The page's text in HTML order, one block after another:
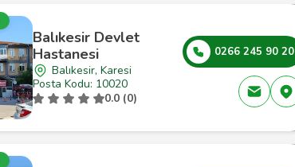
Balıkesir Devlet
Hastanesi
Balıkesir, Karesi
Posta Kodu: 10020
0.0 (0)
0266 245 90 20